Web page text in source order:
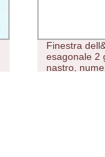
Finestra
esagonale 2
nastro,